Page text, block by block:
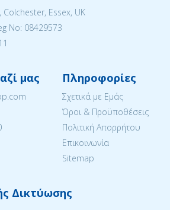
Essex, UK
No: 08429573
μας Πληροφορίες
Σχετικά με Εμάς
Όροι & Προϋποθέσεις
Πολιτική Απορρήτου
Επικοινωνία
Sitemap
Δικτύωσης